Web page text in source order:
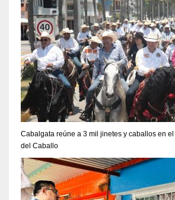
Cabalgata reúne a 3 mil jinetes y caballos en
del Caballo